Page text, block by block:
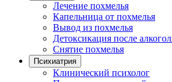
Лечение похмелья
Капельница от похмелья
Вывод из похмелья
Детоксикация после
Снятие похмелья
Психиатрия
Клинический психолог